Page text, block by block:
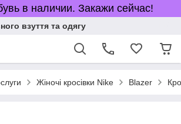
в наличии. Закажи сейчас!
взуття та одягу
Жіночі кросівки Nike Blazer